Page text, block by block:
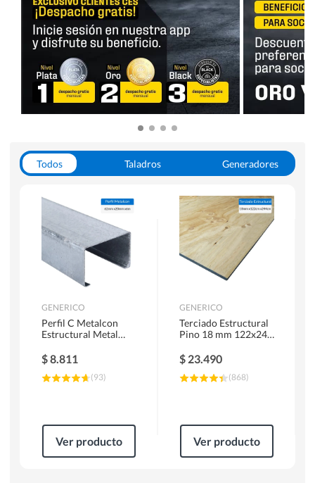
Todos Taladros
Generadores
Herramientas Manuales
Sierras Circulares
GENERICO
Perfil C Metalcon
Estructural Metal
$8.811
(93)
Ver producto
GENERICO
Terciado Estructural
Pino 18 mm 122x244
$ 23.490
(868)
Ver producto